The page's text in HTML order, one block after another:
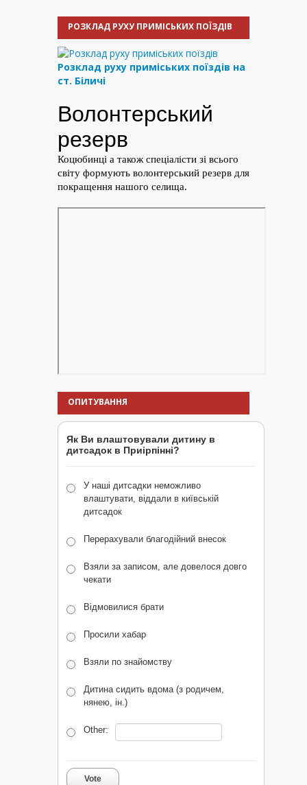
РОЗКЛАД РУХУ ПРИМІСЬКИХ ПОЇЗДІВ
Розклад руху приміських поїздів на
ст. Біличі
ОПИТУВАННЯ
Як Ви влаштовували дитину в
дитсадок в Приірпінні?
У наші дитсадки неможливо
влаштувати, віддали в київській
дитсадок
Перерахували благодійний внесок
Взяли за записом, але довелося довго
чекати
Відмовилися брати
Просили хабар
Взяли по знайомству
Дитина сидить вдома (з родичем,
нянею, ін.)
Other:
Vote